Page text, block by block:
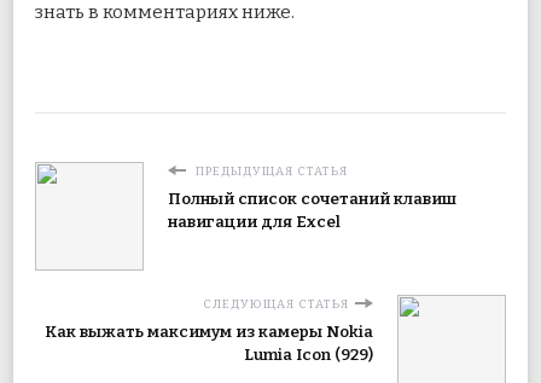
знать в комментариях ниже.
ПРЕДЫДУЩАЯ СТАТЬЯ
Полный список сочетаний клавиш
навигации для Excel
СЛЕДУЮЩАЯ СТАТЬЯ
Как выжать максимум из камеры Nokia
Lumia Icon (929)